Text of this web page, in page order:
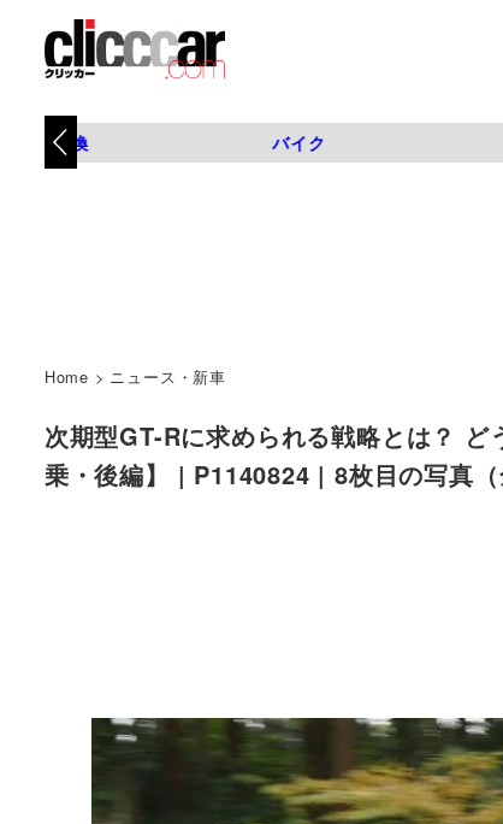
タイヤ交換 バイク
Home > ニュース・新車
次期型GT-Rに求められる戦略とは？
乗・後編】 | P1140824 | 8枚目の写真（